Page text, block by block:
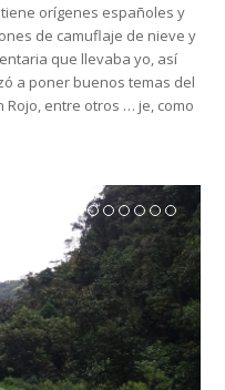
orígenes españoles y
de camuflaje de nieve y
que llevaba yo, así
a poner buenos temas del
Rojo, entre otros … je, como